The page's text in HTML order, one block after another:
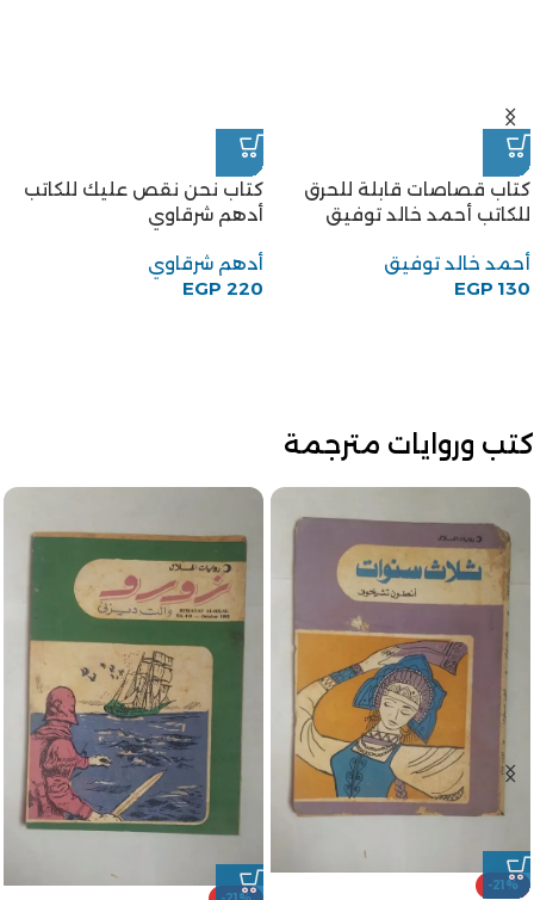
كتاب قصاصات قابلة للحرق
للكاتب أحمد خالد توفيق
أحمد خالد توفيق
EGP 130
كتاب نحن نقص عليك للكاتب
أدهم شرقاوي
أدهم شرقاوي
EGP 220
كتب وروايات مترجمة
-21%